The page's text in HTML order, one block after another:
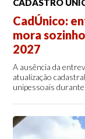
CADASTRO
CadÚnico:
mora
2027
A ausência da
atualização
unipessoais durante